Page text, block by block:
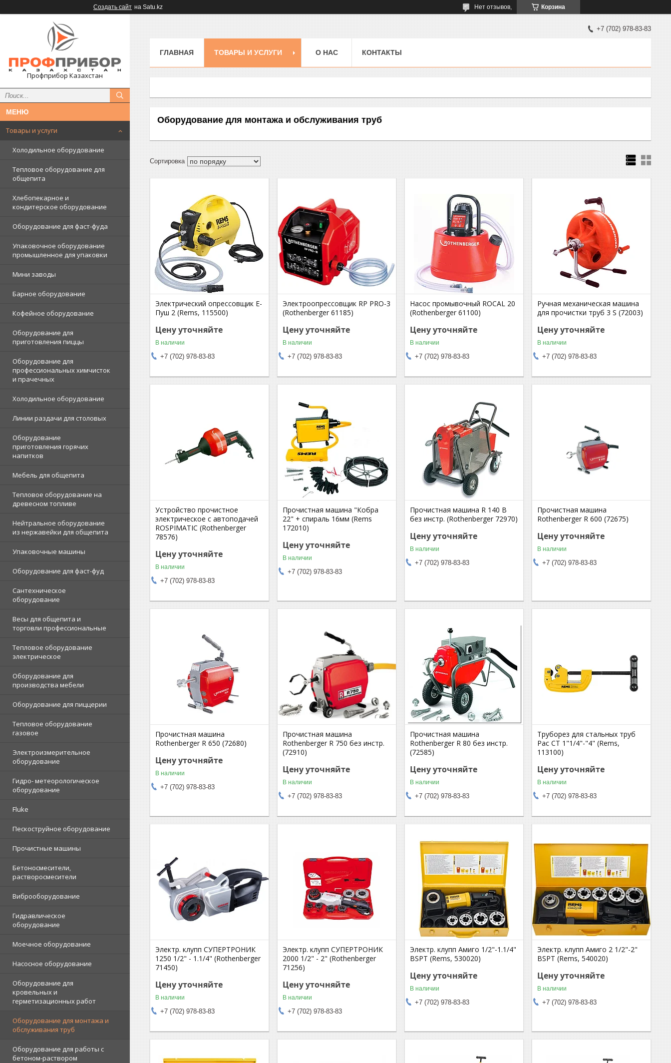
Создать сайт на Satu.kz Корзина
Нет отзывов,
Профприбор Казахстан
Товары и услуги
Холодильное оборудование
Тепловое оборудование для
общепита
Хлебопекарное и
кондитерское оборудование
Оборудование для фаст-фуда
Упаковочное оборудование
промышленное для упаковки
Мини заводы
Барное оборудование
Кофейное оборудование
Оборудование для
приготовления пиццы
Оборудование для
профессиональных химчисток
и прачечных
Холодильное оборудование
Линии раздачи для столовых
Оборудование
приготовления горячих
напитков
Мебель для общепита
Тепловое оборудование на
древесном топливе
Нейтральное оборудование
из нержавейки для общепита
Упаковочные машины
Оборудование для фаст-фуд
Сантехническое
оборудование
Весы для общепита и
торговли профессиональные
Тепловое оборудование
электрическое
Оборудование для
производства мебели
Оборудование для пиццерии
Тепловое оборудование
газовое
Электроизмерительное
оборудование
Гидро- метеорологическое
оборудование
Fluke
Пескоструйное оборудование
Прочистные машины
Бетоносмесители,
растворосмесители
Виброоборудование
Гидравлическое
оборудование
Моечное оборудование
Насосное оборудование
Оборудование для
кровельных и
герметизационных работ
Оборудование для монтажа и
обслуживания труб
Оборудование для работы с
бетоном-раствором
+7 (702) 978-83-83
ГЛАВНАЯ ТОВАРЫ И УСЛУГИ О НАС КОНТАКТЫ
Оборудование для монтажа и обслуживания труб
Электрический опрессовщик Е-
Пуш 2 (Rems, 115500)
Цену уточняйте
В наличии
+7 (702) 978-83-83
Электроопрессовщик RP PRO-3
(Rothenberger 61185)
Цену уточняйте
В наличии
+7 (702) 978-83-83
Насос промывочный ROCAL 20
(Rothenberger 61100)
Цену уточняйте
В наличии
+7 (702) 978-83-83
Ручная механическая машина
для прочистки труб 3 S (72003)
Цену уточняйте
В наличии
+7 (702) 978-83-83
Устройство прочистное
электрическое с автоподачей
ROSPIMATIC (Rothenberger
78576)
Цену уточняйте
В наличии
+7 (702) 978-83-83
Прочистная машина "Кобра
22" + спираль 16мм (Rems
172010)
Цену уточняйте
В наличии
+7 (702) 978-83-83
Прочистная машина R 140 В
без инстр. (Rothenberger 72970)
Цену уточняйте
В наличии
+7 (702) 978-83-83
Прочистная машина
Rothenberger R 600 (72675)
Цену уточняйте
В наличии
+7 (702) 978-83-83
Прочистная машина
Rothenberger R 650 (72680)
Цену уточняйте
В наличии
+7 (702) 978-83-83
Прочистная машина
Rothenberger R 750 без инстр.
(72910)
Цену уточняйте
В наличии
+7 (702) 978-83-83
Прочистная машина
Rothenberger R 80 без инстр.
(72585)
Цену уточняйте
В наличии
+7 (702) 978-83-83
Труборез для стальных труб
Рас СТ 1"1/4"-"4" (Rems,
113100)
Цену уточняйте
В наличии
+7 (702) 978-83-83
Электр. клупп СУПЕРТРОНИК
1250 1/2" - 1.1/4" (Rothenberger
71450)
Цену уточняйте
В наличии
+7 (702) 978-83-83
Электр. клупп СУПЕРТРОНИК
2000 1/2" - 2" (Rothenberger
71256)
Цену уточняйте
В наличии
+7 (702) 978-83-83
Электр. клупп Амиго 1/2"-1.1/4"
BSPT (Rems, 530020)
Цену уточняйте
В наличии
+7 (702) 978-83-83
Электр. клупп Амиго 2 1/2"-2"
BSPT (Rems, 540020)
Цену уточняйте
В наличии
+7 (702) 978-83-83